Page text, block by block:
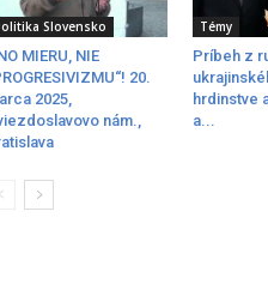
Slovensko
MIERU, NIE
20.
2025,
nám.,
Témy
Príbeh z
hrdinstve
a...